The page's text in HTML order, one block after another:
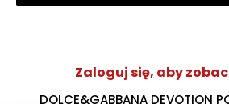
Zaloguj się, aby
DOLCE&GABBANA DEVOTION